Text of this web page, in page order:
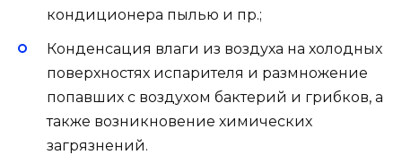
кондиционера пылью и пр.;
Конденсация влаги из воздуха на холодных
поверхностях испарителя и размножение
попавших с воздухом бактерий и грибков, а
также возникновение химических
загрязнений.